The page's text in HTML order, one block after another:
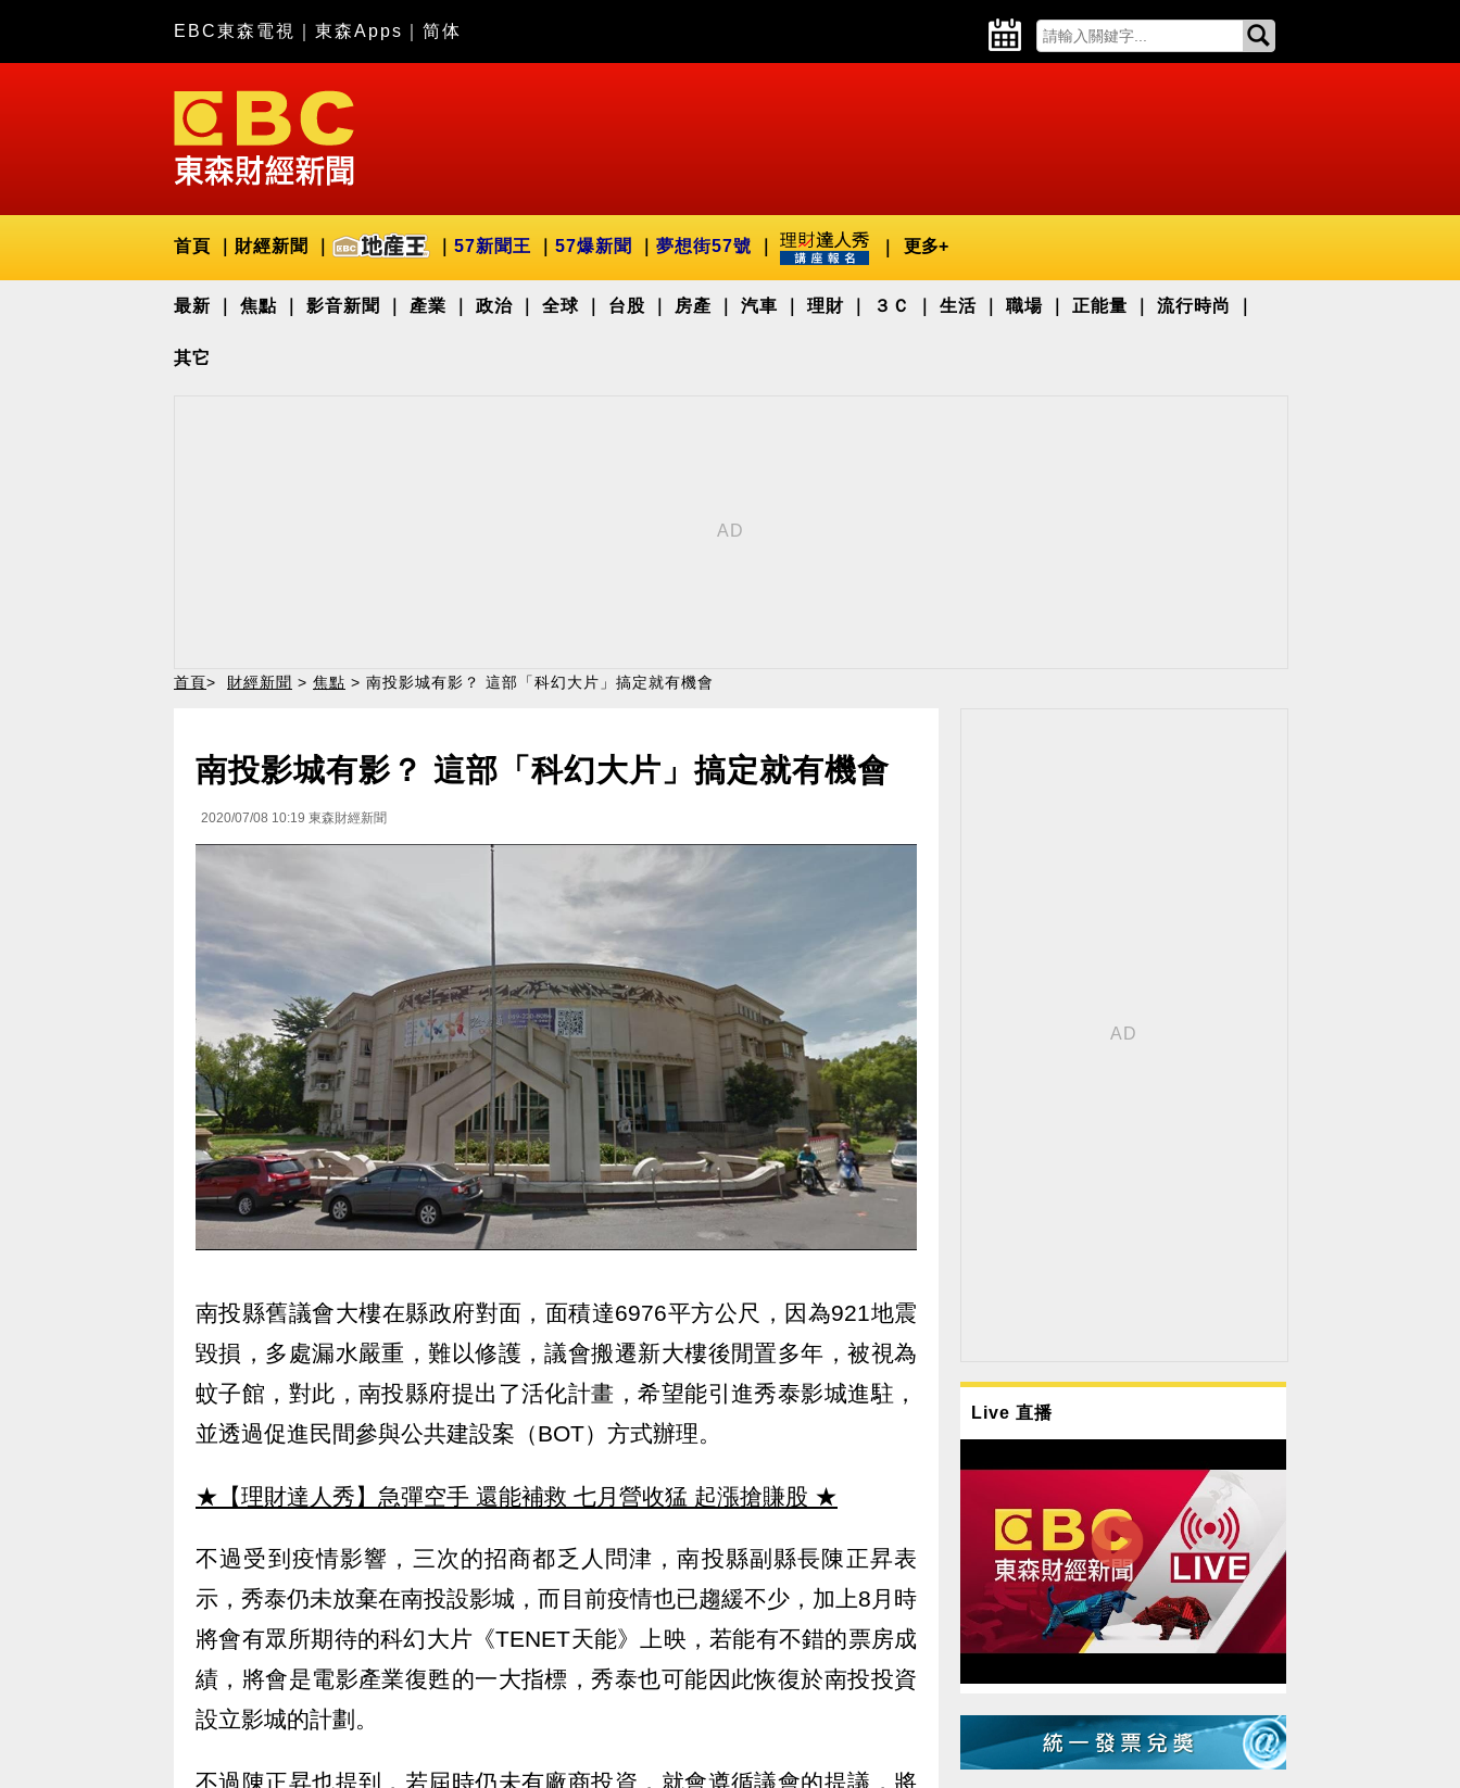
EBC東森電視 東森Apps 简体
首頁 財經新聞 57新聞王 57爆新聞 夢想街57號 更多+
最新 焦點 影音新聞 產業 政治 全球 台股 房產 汽車 理財 ３Ｃ 生活 職場 正能量 流行時尚
其它
首頁> 財經新聞 > 焦點 > 南投影城有影？ 這部「科幻大片」搞定就有機會
南投影城有影？ 這部「科幻大片」搞定就有機會
2020/07/08 10:19 東森財經新聞
南投縣舊議會大樓在縣政府對面，面積達6976平方公尺，因為921地震
毀損，多處漏水嚴重，難以修護，議會搬遷新大樓後閒置多年，被視為
蚊子館，對此，南投縣府提出了活化計畫，希望能引進秀泰影城進駐，
並透過促進民間參與公共建設案（BOT）方式辦理。
★【理財達人秀】急彈空手 還能補救 七月營收猛 起漲搶賺股 ★
不過受到疫情影響，三次的招商都乏人問津，南投縣副縣長陳正昇表
示，秀泰仍未放棄在南投設影城，而目前疫情也已趨緩不少，加上8月時
將會有眾所期待的科幻大片《TENET天能》上映，若能有不錯的票房成
績，將會是電影產業復甦的一大指標，秀泰也可能因此恢復於南投投資
設立影城的計劃。
不過陳正昇也提到，若屆時仍未有廠商投資，就會遵循議會的提議，將
Live 直播